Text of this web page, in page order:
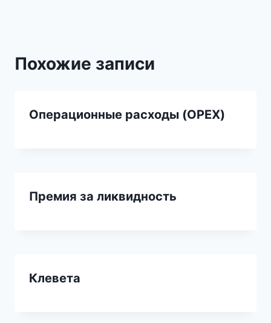
Похожие записи
Операционные расходы (OPEX)
Премия за ликвидность
Клевета